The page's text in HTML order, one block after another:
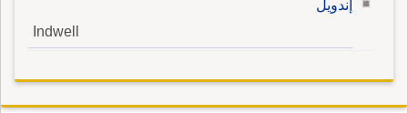
إندويل
Indwell